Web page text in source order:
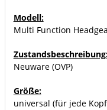
Modell:
Multi Function
Neuware (OVP)
Größe:
universal (für jede